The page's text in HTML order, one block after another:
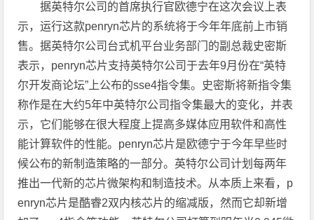
据英特尔公司的首席执行官欧德宁在这次会议上表
示，运行这款penryn芯片的系统将于今年年底前上市销
售。据英特尔公司台式机平台业务部门的副总裁史密斯
表示，penryn芯片支持英特尔公司于去年9月份在“英特
尔开发商论坛”上公布的sse4指令集。史密斯将新指令集
称作是在大约5年中英特尔公司指令集最大的变化，并表
示，它们能够在很大程度上提高多媒体应用软件和高性
能计算软件的性能。penryn芯片是欧德宁于今年早些时
候公布的新制造策略的一部分。英特尔公司计划每两年
推出一代新的芯片微架构和制造技术。从本质上来看，p
enryn芯片是酷睿2双内核芯片的缩减版，然而它却新增